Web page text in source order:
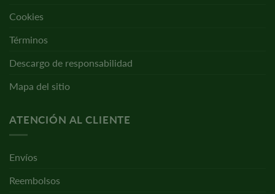
Cookies
Términos
Descargo de responsabilidad
Mapa del sitio
ATENCIÓN AL CLIENTE
Envíos
Reembolsos